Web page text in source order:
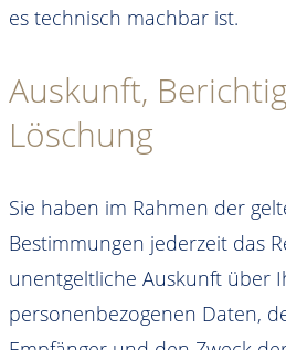
es technisch machbar ist.
Auskunft,
Löschung
Sie haben im Rahmen der
Bestimmungen jederzeit das
unentgeltliche Auskunft über
personenbezogenen Daten,